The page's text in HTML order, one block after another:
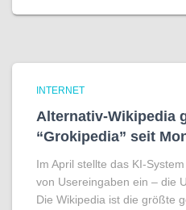
INTERNET
Alternativ-Wikipedia
“Grokipedia” seit
Im April stellte das KI-
von Usereingaben ein – die
Die Wikipedia ist die größte